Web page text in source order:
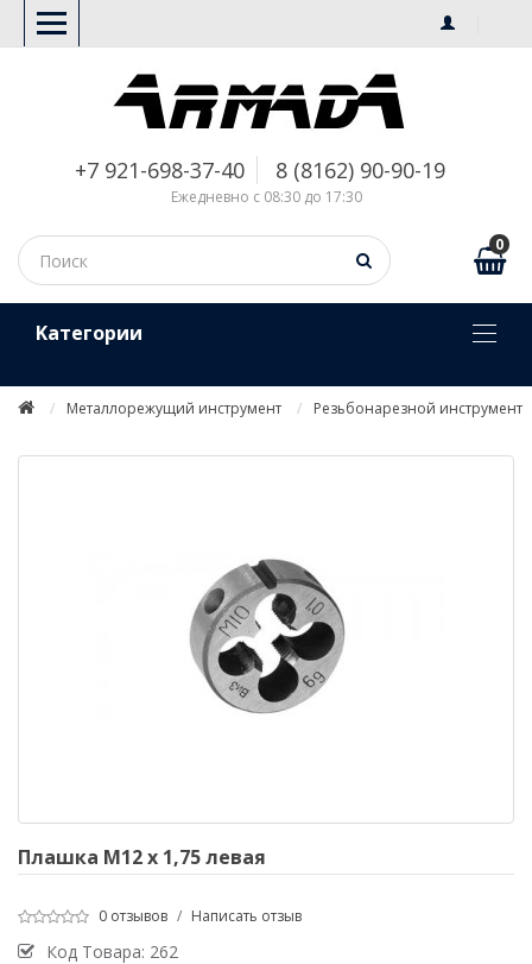
+7 921-698-37-40 8 (8162) 90-90-19
Ежедневно с 08:30 до 17:30
0
Kатегории
Металлорежущий инструмент Резьбонарезной инструмент
Плашка М12 х 1,75 левая
0 отзывов / Написать отзыв
Код Товара: 262